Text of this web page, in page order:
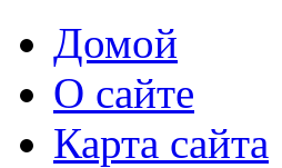
Домой
О сайте
Карта сайта